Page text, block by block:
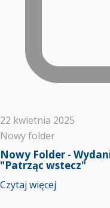
22 kwietnia 2025
Nowy folder
Nowy Folder -
"Patrząc wstecz"
Czytaj więcej